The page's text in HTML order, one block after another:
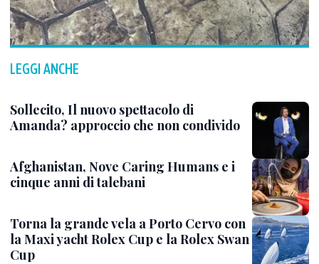
LEGGI ANCHE
Sollecito, Il nuovo spettacolo di
Amanda? approccio che non condivido
Afghanistan, Nove Caring Humans e i
cinque anni di talebani
Torna la grande vela a Porto Cervo con
la Maxi yacht Rolex Cup e la Rolex Swan
Cup